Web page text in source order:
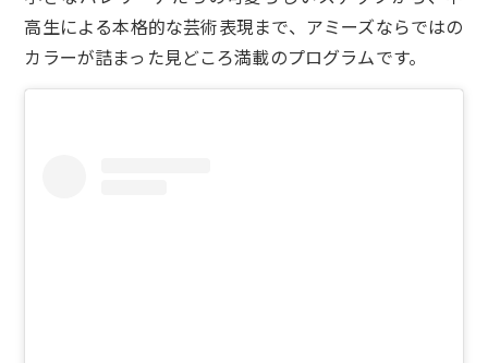
高生による本格的な芸術表現まで、アミーズならではの
カラーが詰まった見どころ満載のプログラムです。